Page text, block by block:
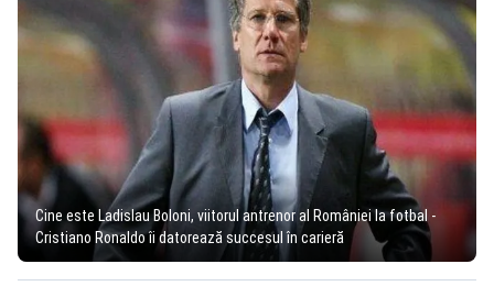
Cine este Ladislau Boloni, viitorul antrenor al României la fotbal -
Cristiano Ronaldo îi datorează succesul în carieră